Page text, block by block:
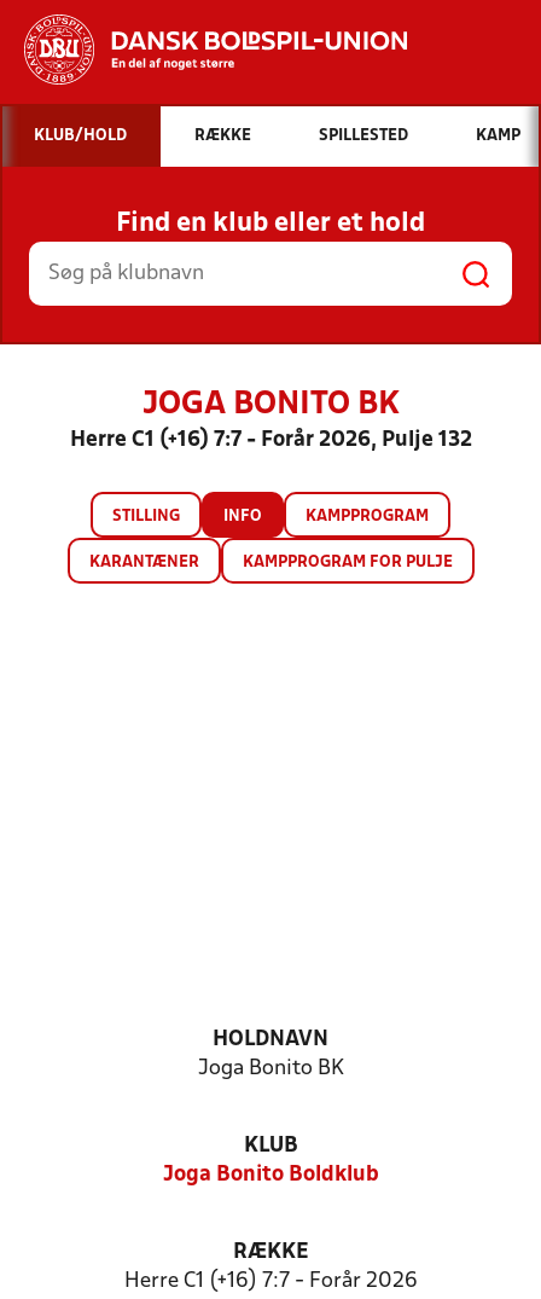
Hvad vil du søge efter?
INDHOLD OG NYHEDER
STILLINGER, RESULTATER, KLUBBER OG
HOLD
KLUB/HOLD RÆKKE SPILLESTED KAMP
Find en klub eller et hold
JOGA BONITO BK
Herre C1 (+16) 7:7 - Forår 2026, Pulje 132
STILLING INFO KAMPPROGRAM
KARANTÆNER KAMPPROGRAM FOR PULJE
HOLDNAVN
Joga Bonito BK
KLUB
Joga Bonito Boldklub
RÆKKE
Herre C1 (+16) 7:7 - Forår 2026